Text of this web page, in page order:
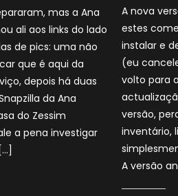
mas a Ana
ali aos links do lado
de pics: uma não
que é aqui da
depois há duas
da Ana
do Zessim
a pena investigar
A nova
estes
instalar e
(eu
volto para
versão,
inventário,
A versão